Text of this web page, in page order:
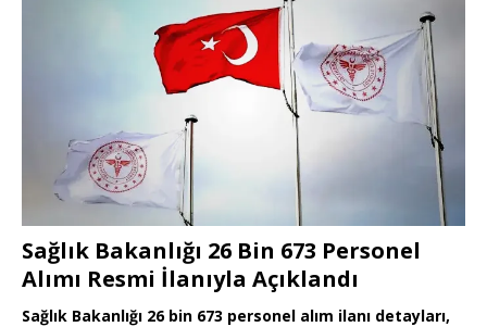
Sağlık Bakanlığı 26 Bin 673 Personel
Alımı Resmi İlanıyla Açıklandı
Sağlık Bakanlığı 26 bin 673 personel alım ilanı detayları,